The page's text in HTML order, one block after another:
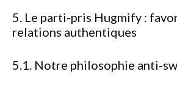
5. Le parti-pris Hugmify :
relations authentiques
5.1. Notre philosophie anti-